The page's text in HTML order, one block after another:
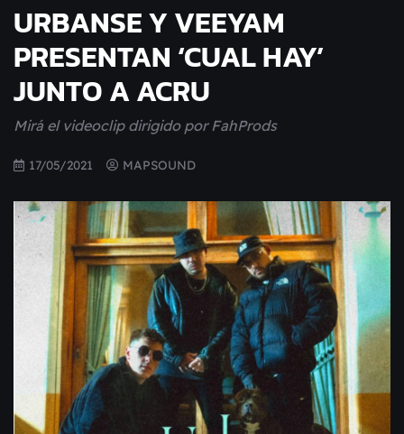
URBANSE Y VEEYAM
PRESENTAN ‘CUAL HAY’
JUNTO A ACRU
Mirá el videoclip dirigido por FahProds
17/05/2021 MAPSOUND